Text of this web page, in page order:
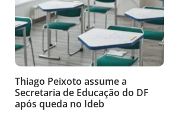
Thiago Peixoto assume a
Secretaria de Educação do DF
após queda no Ideb